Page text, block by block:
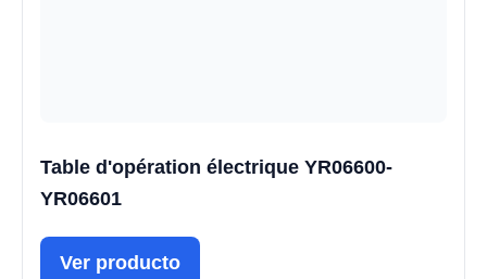
Table d'opération électrique YR06600-
YR06601
Ver producto